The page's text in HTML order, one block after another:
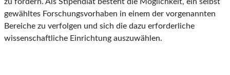
gewähltes Forschungsvorhaben in einem der vorgenannten
Bereiche zu verfolgen und sich die dazu erforderliche
wissenschaftliche Einrichtung auszuwählen.